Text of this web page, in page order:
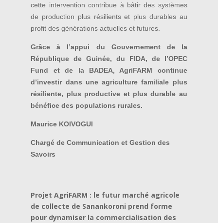
cette intervention contribue à bâtir des systèmes
de production plus résilients et plus durables au
profit des générations actuelles et futures.
Grâce à l’appui du Gouvernement de la
République de Guinée, du FIDA, de l’OPEC
Fund et de la BADEA, AgriFARM continue
d’investir dans une agriculture familiale plus
résiliente, plus productive et plus durable au
bénéfice des populations rurales.
Maurice KOIVOGUI
Chargé de Communication et Gestion des
Savoirs
Projet AgriFARM : le futur marché agricole
de collecte de Sanankoroni prend forme
pour dynamiser la commercialisation des